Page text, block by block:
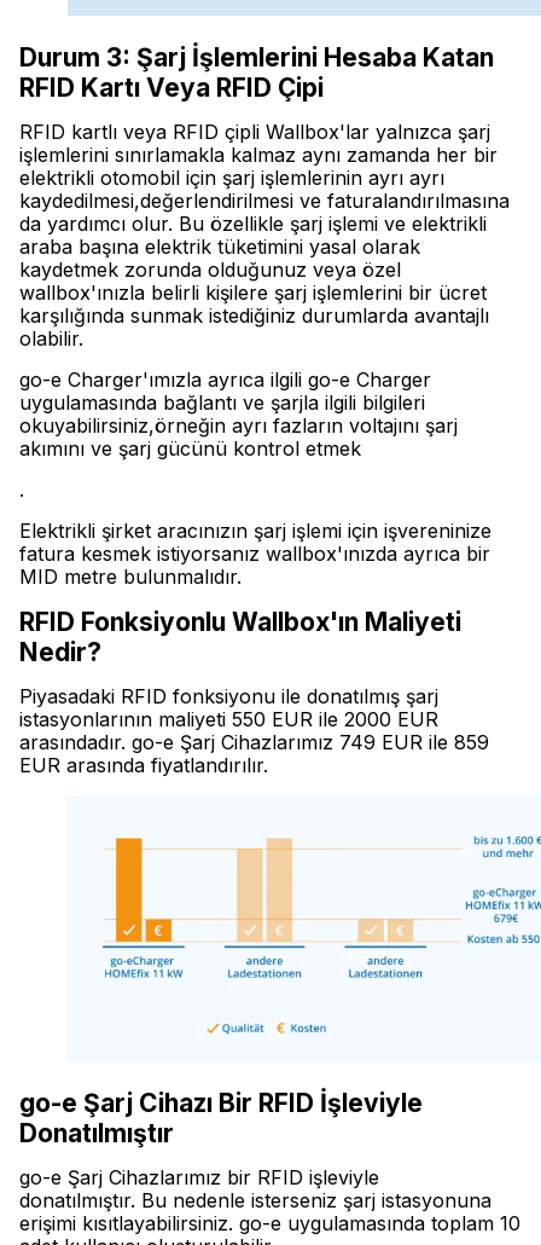
Durum 3: Şarj İşlemlerini Hesaba Katan
RFID Kartı Veya RFID Çipi
RFID kartlı veya RFID çipli Wallbox'lar yalnızca şarj
işlemlerini sınırlamakla kalmaz aynı zamanda her bir
elektrikli otomobil için şarj işlemlerinin ayrı ayrı
kaydedilmesi,değerlendirilmesi ve faturalandırılmasına
da yardımcı olur. Bu özellikle şarj işlemi ve elektrikli
araba başına elektrik tüketimini yasal olarak
kaydetmek zorunda olduğunuz veya özel
wallbox'ınızla belirli kişilere şarj işlemlerini bir ücret
karşılığında sunmak istediğiniz durumlarda avantajlı
olabilir.
go-e Charger'ımızla ayrıca ilgili go-e Charger
uygulamasında bağlantı ve şarjla ilgili bilgileri
okuyabilirsiniz,örneğin ayrı fazların voltajını şarj
akımını ve şarj gücünü kontrol etmek
.
Elektrikli şirket aracınızın şarj işlemi için işvereninize
fatura kesmek istiyorsanız wallbox'ınızda ayrıca bir
MID metre bulunmalıdır.
RFID Fonksiyonlu Wallbox'ın Maliyeti
Nedir?
Piyasadaki RFID fonksiyonu ile donatılmış şarj
istasyonlarının maliyeti 550 EUR ile 2000 EUR
arasındadır. go-e Şarj Cihazlarımız 749 EUR ile 859
EUR arasında fiyatlandırılır.
go-e Şarj Cihazı Bir RFID İşleviyle
Donatılmıştır
go-e Şarj Cihazlarımız bir RFID işleviyle
donatılmıştır. Bu nedenle isterseniz şarj istasyonuna
erişimi kısıtlayabilirsiniz. go-e uygulamasında toplam 10